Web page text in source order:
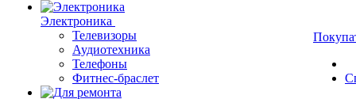
Электроника
Телевизоры
Аудиотехника
Телефоны
Фитнес-браслет